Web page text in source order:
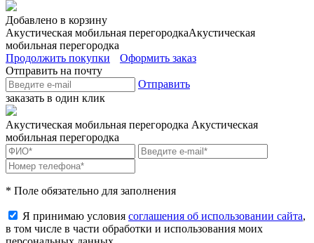
Добавлено в корзину
Акустическая мобильная перегородкаАкустическая
мобильная перегородка
Продолжить покупки
Оформить заказ
Отправить на почту
Отправить
заказать в один клик
Акустическая мобильная перегородка Акустическая
мобильная перегородка
* Поле обязательно для заполнения
Я принимаю условия соглашения об использовании сайта,
в том числе в части обработки и использования моих